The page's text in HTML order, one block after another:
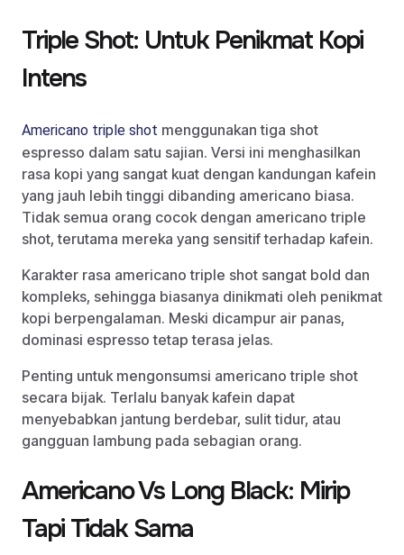
Triple Shot: Untuk Penikmat Kopi
Intens
Americano triple shot menggunakan tiga shot
espresso dalam satu sajian. Versi ini menghasilkan
rasa kopi yang sangat kuat dengan kandungan kafein
yang jauh lebih tinggi dibanding americano biasa.
Tidak semua orang cocok dengan americano triple
shot, terutama mereka yang sensitif terhadap kafein.
Karakter rasa americano triple shot sangat bold dan
kompleks, sehingga biasanya dinikmati oleh penikmat
kopi berpengalaman. Meski dicampur air panas,
dominasi espresso tetap terasa jelas.
Penting untuk mengonsumsi americano triple shot
secara bijak. Terlalu banyak kafein dapat
menyebabkan jantung berdebar, sulit tidur, atau
gangguan lambung pada sebagian orang.
Americano Vs Long Black: Mirip
Tapi Tidak Sama